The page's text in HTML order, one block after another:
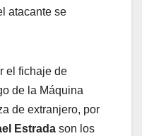
atacante se
el fichaje de
de la Máquina
de extranjero, por
Estrada son los